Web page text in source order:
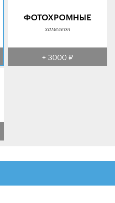
ФОТОХРОМНЫЕ
хамелеон
+ 3000 ₽